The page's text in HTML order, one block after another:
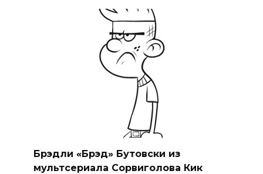
Брэдли «Брэд» Бутовски из
мультсериала Сорвиголова Кик